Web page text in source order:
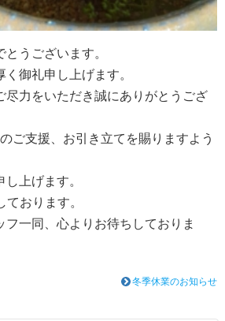
うございます。
御礼申し上げます。
尽力をいただき誠にありがとうござ
ご支援、お引き立てを賜りますよう
上げます。
おります。
フ一同、心よりお待ちしておりま
冬季休業のお知らせ